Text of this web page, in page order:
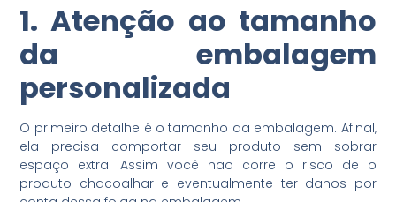
1. Atenção ao tamanho
da embalagem
personalizada
O primeiro detalhe é o tamanho da embalagem. Afinal,
ela precisa comportar seu produto sem sobrar
espaço extra. Assim você não corre o risco de o
produto chacoalhar e eventualmente ter danos por